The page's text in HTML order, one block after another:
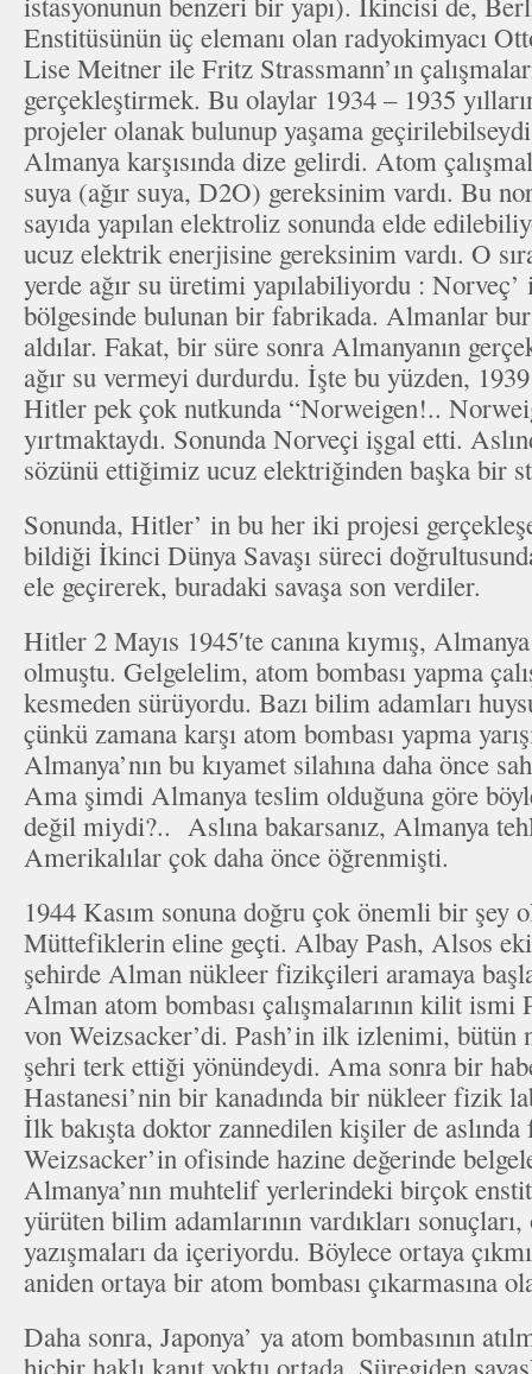
Enstitüsünün üç elemanı olan radyokimyacı
Lise Meitner ile Fritz Strassmann’ın
gerçekleştirmek. Bu olaylar 1934 – 1935
projeler olanak bulunup yaşama
Almanya karşısında dize gelirdi. Atom
suya (ağır suya, D2O) gereksinim vardı. Bu
sayıda yapılan elektroliz sonunda elde
ucuz elektrik enerjisine gereksinim vardı. O
yerde ağır su üretimi yapılabiliyordu :
bölgesinde bulunan bir fabrikada. Almanlar
aldılar. Fakat, bir süre sonra Almanyanın
ağır su vermeyi durdurdu. İşte bu yüzden,
Hitler pek çok nutkunda “Norweigen!..
yırtmaktaydı. Sonunda Norveçi işgal etti.
sözünü ettiğimiz ucuz elektriğinden başka bir
Sonunda, Hitler’ in bu her iki projesi
bildiği İkinci Dünya Savaşı süreci
ele geçirerek, buradaki savaşa son verdiler.
Hitler 2 Mayıs 1945′te canına kıymış,
olmuştu. Gelgelelim, atom bombası yapma
kesmeden sürüyordu. Bazı bilim adamları
çünkü zamana karşı atom bombası yapma
Almanya’nın bu kıyamet silahına daha önce
Ama şimdi Almanya teslim olduğuna göre
değil miydi?.. Aslına bakarsanız, Almanya
Amerikalılar çok daha önce öğrenmişti.
1944 Kasım sonuna doğru çok önemli bir şey
Müttefiklerin eline geçti. Albay Pash, Alsos
şehirde Alman nükleer fizikçileri aramaya
Alman atom bombası çalışmalarının kilit
von Weizsacker’di. Pash’in ilk izlenimi,
şehri terk ettiği yönündeydi. Ama sonra bir
Hastanesi’nin bir kanadında bir nükleer fizik
İlk bakışta doktor zannedilen kişiler de
Weizsacker’in ofisinde hazine değerinde
Almanya’nın muhtelif yerlerindeki birçok
yürüten bilim adamlarının vardıkları
yazışmaları da içeriyordu. Böylece ortaya
aniden ortaya bir atom bombası çıkarmasına
Daha sonra, Japonya’ ya atom bombasının
hiçbir haklı kanıt yoktu ortada. Süregiden